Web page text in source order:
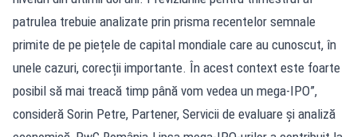
patrulea trebuie analizate prin prisma recentelor semnale
primite de pe piețele de capital mondiale care au cunoscut, în
unele cazuri, corecții importante. În acest context este foarte
posibil să mai treacă timp până vom vedea un mega-IPO”,
consideră Sorin Petre, Partener, Servicii de evaluare și analiză